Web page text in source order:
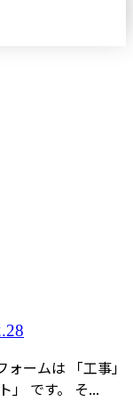
ームは 「工事」
」 です。 そ...